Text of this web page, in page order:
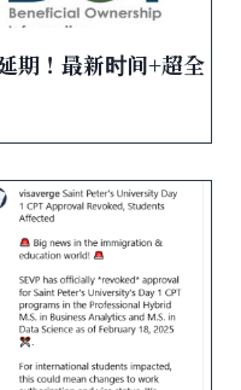
期！最新时间+超全